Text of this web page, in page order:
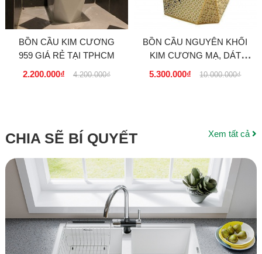
BỒN CẦU KIM CƯƠNG
959 GIÁ RẺ TẠI TPHCM
2.200.000₫
4.200.000₫
BỒN CẦU NGUYÊN KHỐI
KIM CƯƠNG MẠ, DÁT
Vàng Cao Cấp GIÁ RẺ, GIÁ
5.300.000₫ 10.000.000₫
CHIA SẼ BÍ QUYẾT Xem tất cả